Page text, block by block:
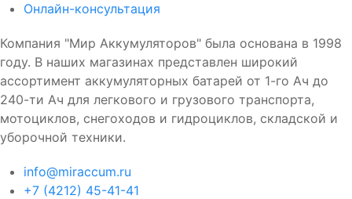
Онлайн-консультация
Компания "Мир Аккумуляторов" была основана в 1998
году. В наших магазинах представлен широкий
ассортимент аккумуляторных батарей от 1-го Ач до
240-ти Ач для легкового и грузового транспорта,
мотоциклов, снегоходов и гидроциклов, складской и
уборочной техники.
info@miraccum.ru
+7 (4212) 45-41-41